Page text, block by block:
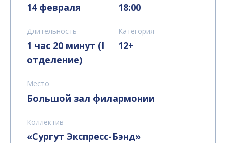
14 февраля 18:00
Длительность
1 час 20 минут (I
отделение)
Категория
12+
Место
Большой зал филармонии
Коллектив
«Сургут Экспресс-Бэнд»